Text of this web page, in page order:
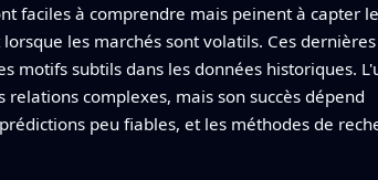
faciles à comprendre mais peinent à capter
les marchés sont volatils. Ces dernières
motifs subtils dans les données historiques.
complexes, mais son succès dépend
peu fiables, et les méthodes de